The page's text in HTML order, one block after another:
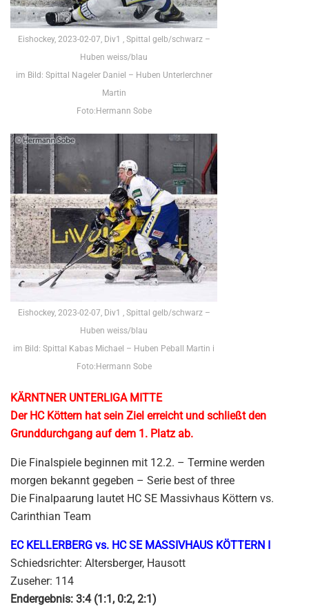
Eishockey, 2023-02-07, Div1 , Spittal gelb/schwarz –
Huben weiss/blau
im Bild: Spittal Nageler Daniel – Huben Unterlerchner
Martin
Foto:Hermann Sobe
Eishockey, 2023-02-07, Div1 , Spittal gelb/schwarz –
Huben weiss/blau
im Bild: Spittal Kabas Michael – Huben Peball Martin i
Foto:Hermann Sobe
KÄRNTNER UNTERLIGA MITTE
Der HC Köttern hat sein Ziel erreicht und schließt den
Grunddurchgang auf dem 1. Platz ab.
Die Finalspiele beginnen mit 12.2. – Termine werden
morgen bekannt gegeben – Serie best of three
Die Finalpaarung lautet HC SE Massivhaus Köttern vs.
Carinthian Team
EC KELLERBERG vs. HC SE MASSIVHAUS KÖTTERN I
Schiedsrichter: Altersberger, Hausott
Zuseher: 114
Endergebnis: 3:4 (1:1, 0:2, 2:1)